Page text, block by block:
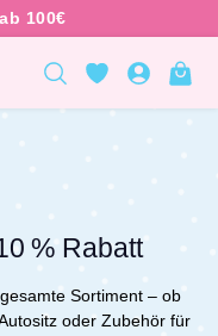
% Rabatt
Sortiment – ob
oder Zubehör für